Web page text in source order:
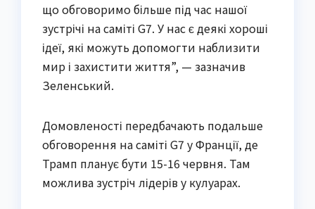
що обговоримо більше під час нашої
зустрічі на саміті G7. У нас є деякі хороші
ідеї, які можуть допомогти наблизити
мир і захистити життя”, — зазначив
Зеленський.
Домовленості передбачають подальше
обговорення на саміті G7 у Франції, де
Трамп планує бути 15-16 червня. Там
можлива зустріч лідерів у кулуарах.